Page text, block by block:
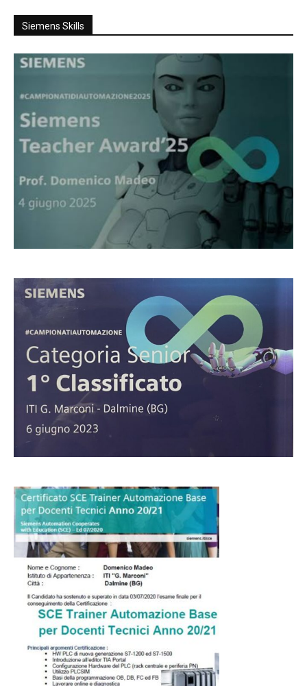
Siemens Skills